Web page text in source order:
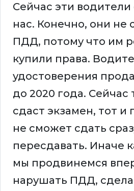
Сейчас эти водители
нас. Конечно, они не
ПДД, потому что им
купили права.
удостоверения
до 2020 года. Сейчас
сдаст экзамен, тот и
не сможет сдать
пересдавать. Иначе
мы продвинемся
нарушать ПДД,